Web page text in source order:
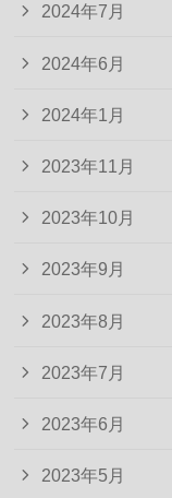
2024年7月
2024年6月
2024年1月
2023年11月
2023年10月
2023年9月
2023年8月
2023年7月
2023年6月
2023年5月